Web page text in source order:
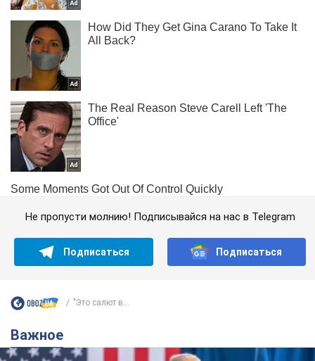
Не пропусти молнию! Подписывайся на нас в Telegram
Подписаться Подписаться
"Это салют в...
Важное